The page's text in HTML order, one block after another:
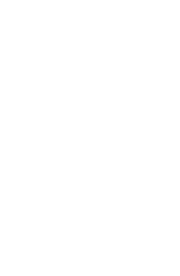
标、产值、异常、、占比、